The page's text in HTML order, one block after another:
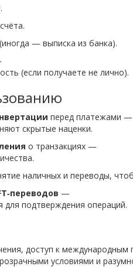
счёта.
(иногда — выписка из банка).
(если получаете не лично).
перед платежами —
скрытые наценки.
о транзакциях —
наличных и переводы,
—
для подтверждения операций.
доступ к международным
условиями и